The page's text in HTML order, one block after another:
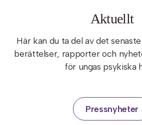
Aktuellt
Här kan du ta del av det
berättelser, rapporter och
för ungas psykiska
Pressnyheter